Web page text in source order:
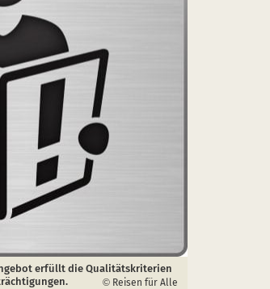
erfüllt die Qualitätskriterien
Reisen für Alle